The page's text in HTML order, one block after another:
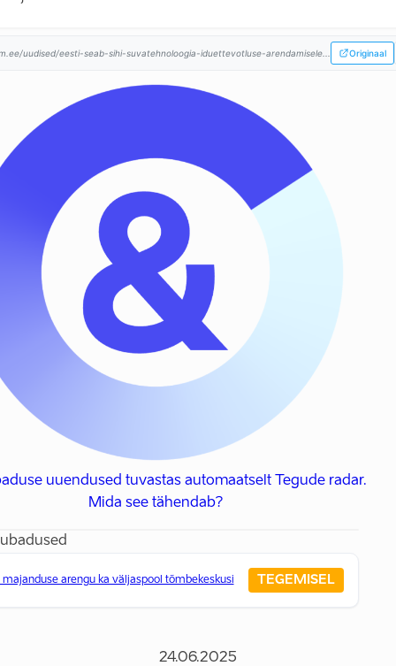
uudised/eesti-seab-sihi-suvatehnoloogia-iduettevotluse-arendamisele... Originaal
uuendused tuvastas automaatselt Tegude radar.
Mida see tähendab?
majanduse arengu ka väljaspool tõmbekeskusi TEGEMISEL
24.06.2025